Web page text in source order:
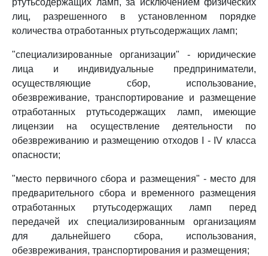
ртутьсодержащих ламп, за исключением физических
лиц, разрешенного в установленном порядке
количества отработанных ртутьсодержащих ламп;
"специализированные организации" - юридические
лица и индивидуальные предприниматели,
осуществляющие сбор, использование,
обезвреживание, транспортирование и размещение
отработанных ртутьсодержащих ламп, имеющие
лицензии на осуществление деятельности по
обезвреживанию и размещению отходов I - IV класса
опасности;
"место первичного сбора и размещения" - место для
предварительного сбора и временного размещения
отработанных ртутьсодержащих ламп перед
передачей их специализированным организациям
для дальнейшего сбора, использования,
обезвреживания, транспортирования и размещения;